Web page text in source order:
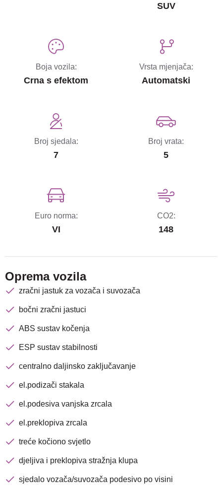
SUV
Boja vozila:
Crna s efektom
Vrsta mjenjača:
Automatski
Broj sjedala:
7
Broj vrata:
5
Euro norma:
VI
CO2:
148
Oprema vozila
zračni jastuk za vozača i suvozača
bočni zračni jastuci
ABS sustav kočenja
ESP sustav stabilnosti
centralno daljinsko zaključavanje
el.podizači stakala
el.podesiva vanjska zrcala
el.preklopiva zrcala
treće kočiono svjetlo
djeljiva i preklopiva stražnja klupa
sjedalo vozača/suvozača podesivo po visini